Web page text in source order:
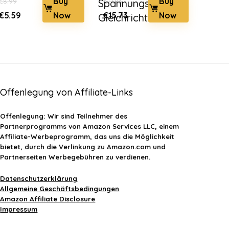
5.59 AktuellerNow
Spannungsregler-
Gleichricht...
Ursprünglicher
€15.73AktuellerNow
Offenlegung von Affiliate-Links
Offenlegung: Wir sind Teilnehmer des
Partnerprogramms von Amazon Services LLC, einem
Affiliate-Werbeprogramm, das uns die Möglichkeit
bietet, durch die Verlinkung zu Amazon.com und
Partnerseiten Werbegebühren zu verdienen.
Datenschutzerklärung
Allgemeine Geschäftsbedingungen
Amazon Affiliate Disclosure
Impressum